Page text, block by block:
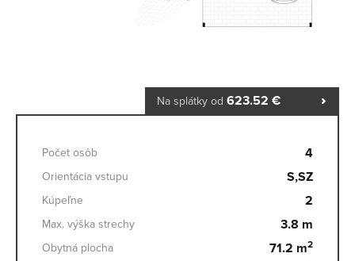
Na splátky od 623.52 €
Počet osôb 4
Orientácia vstupu S,SZ
Kúpeľne 2
Max. výška strechy 3.8 m
Obytná plocha 71.2 m2